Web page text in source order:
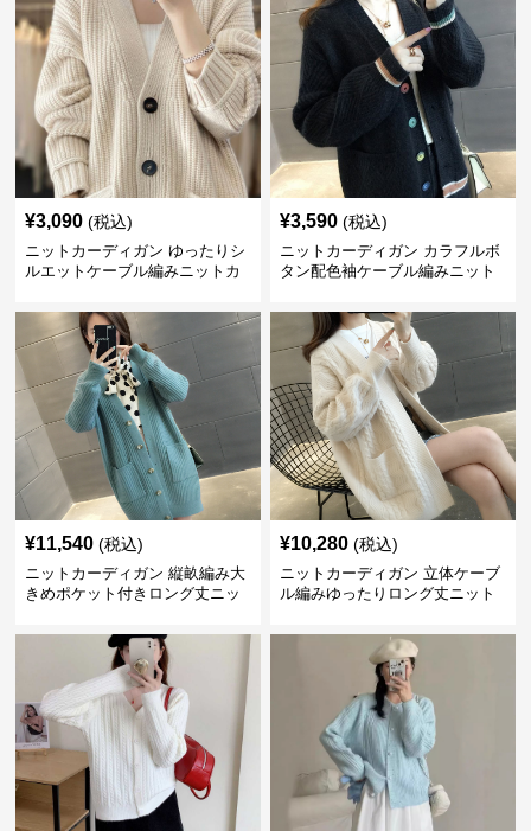
¥3,090 (税込)
ニットカーディガン ゆったりシ
ルエットケーブル編みニットカ
¥3,590 (税込)
ニットカーディガン カラフルボ
タン配色袖ケーブル編みニット
¥11,540 (税込)
ニットカーディガン 縦畝編み大
きめポケット付きロング丈ニッ
¥10,280 (税込)
ニットカーディガン 立体ケーブ
ル編みゆったりロング丈ニット